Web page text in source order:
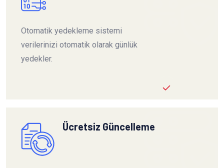
Otomatik yedekleme sistemi
verilerinizi otomatik olarak günlük
yedekler.
Ücretsiz Güncelleme